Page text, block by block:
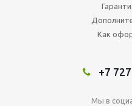
Как
+7
Мы в